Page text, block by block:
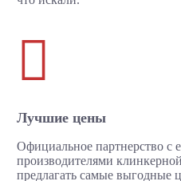

Лучшие цены
Официальное партнерство с
производителями
предлагать самые выгодные